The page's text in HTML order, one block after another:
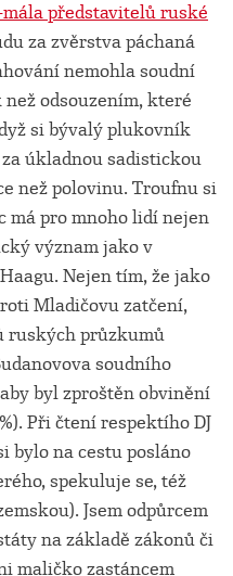
představitelů ruské
za zvěrstva páchaná
nemohla soudní
odsouzením, které
si bývalý plukovník
úkladnou sadistickou
než polovinu. Troufnu si
má pro mnoho lidí nejen
význam jako v
Nejen tím, že jako
Mladičovu zatčení,
ruských průzkumů
soudního
byl zproštěn obvinění
Při čtení respektího DJ
bylo na cestu posláno
spekuluje se, též
Jsem odpůrcem
na základě zákonů či
maličko zastáncem